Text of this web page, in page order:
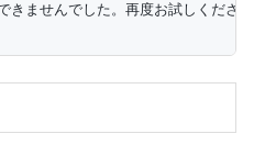
ませんでした。再度お試しくださ